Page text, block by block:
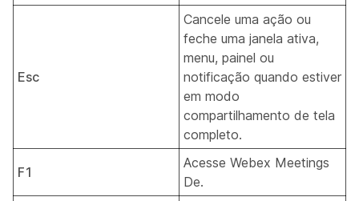
Esc
Cancele uma ação ou
feche uma janela ativa,
menu, painel ou
notificação quando estiver
em modo
compartilhamento de tela
completo.
F1
Acesse Webex Meetings
De.